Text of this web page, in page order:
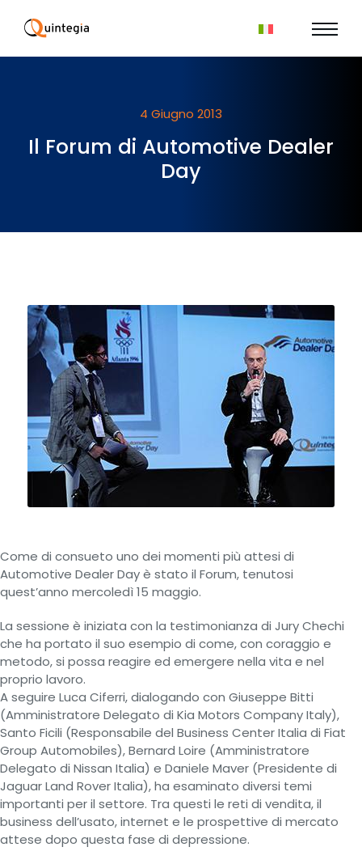
4 Giugno 2013
Il Forum di Automotive Dealer
Day
Come di consueto uno dei momenti più attesi di
Automotive Dealer Day è stato il Forum, tenutosi
quest’anno mercoledì 15 maggio.
La sessione è iniziata con la testimonianza di Jury Chechi
che ha portato il suo esempio di come, con coraggio e
metodo, si possa reagire ed emergere nella vita e nel
proprio lavoro.
A seguire Luca Ciferri, dialogando con Giuseppe Bitti
(Amministratore Delegato di Kia Motors Company Italy),
Santo Ficili (Responsabile del Business Center Italia di Fiat
Group Automobiles), Bernard Loire (Amministratore
Delegato di Nissan Italia) e Daniele Maver (Presidente di
Jaguar Land Rover Italia), ha esaminato diversi temi
importanti per il settore. Tra questi le reti di vendita, il
business dell’usato, internet e le prospettive di mercato
attese dopo questa fase di depressione.